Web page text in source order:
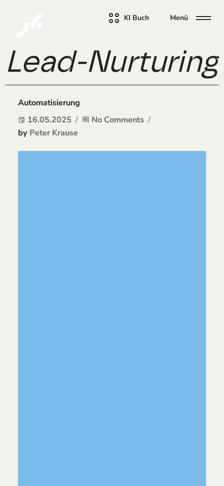
KI Buch Menü
Lead-
Automatisierung
event 16.05.2025 comment No Comments
by Peter Krause